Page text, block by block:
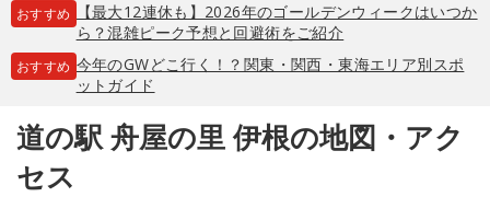
おすすめ
【最大12連休も】2026年のゴールデンウィークはいつか
ら？混雑ピーク予想と回避術をご紹介
おすすめ 今年のGWどこ行く！？関東・関西・東海エリア別スポ
ットガイド
道の駅 舟屋の里 伊根の地図・アク
セス